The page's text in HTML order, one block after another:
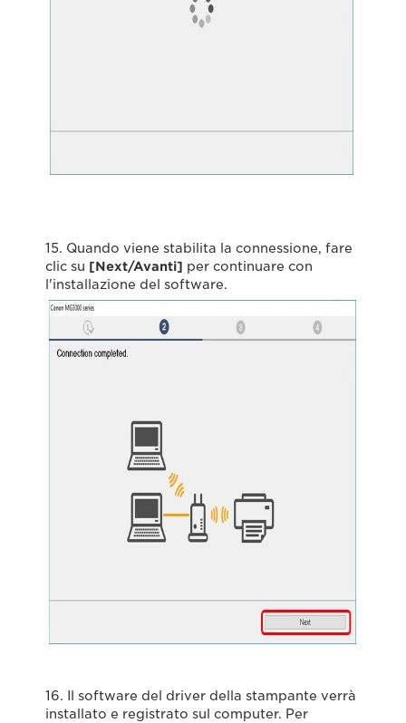
15. Quando viene stabilita la connessione, fare
clic su [Next/Avanti] per continuare con
l'installazione del software.
16. Il software del driver della stampante verrà
installato e registrato sul computer. Per